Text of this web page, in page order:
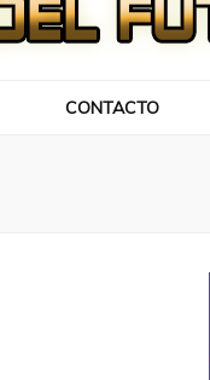
CONTACTO